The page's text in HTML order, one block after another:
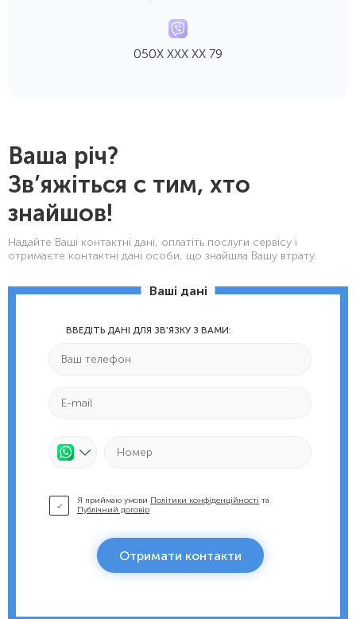
050Х ХХХ ХХ 79
Ваша річ?
Зв’яжіться с тим, хто
знайшов!
Надайте Ваші контактнi дані, оплатіть послуги сервісу і
отримаєте контактні дані особи, що знайшла Вашу втрату.
Ваші дані
ВВЕДІТЬ ДАНІ ДЛЯ ЗВ'ЯЗКУ З ВАМИ:
Я приймаю умови Політики конфіденційності та
Публічний договір
Отримати контакти